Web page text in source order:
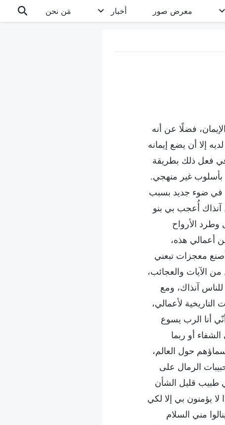
معرض صور أخبار مَن نحن
فضلًا عن أنه
إلا أن يضع إيمانه
في فعل ذلك بطريقة
بأسلوب غير منهجي.
في ضوء جديد بسبب
آنذاك أُعجب بي بنو
وطرد الأرواح
أعمالي هذه،
معجزات تبعني
الآيات والعجائب،
آنذاك، ومع
لأعمالي،
أنا الرب يسوع
أو ربما
حول العالم،
الرمال على
طبيب قليل الشأن
يؤمنون بي إلا لكي
مني السلام